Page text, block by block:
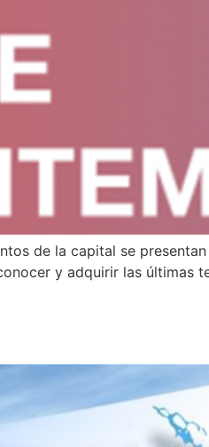
de la capital se
y adquirir las últimas